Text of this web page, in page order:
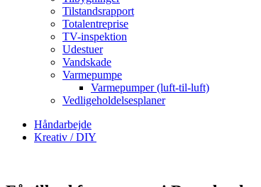
Tilstandsrapport
Totalentreprise
TV-inspektion
Udestuer
Vandskade
Varmepumpe
Varmepumper (luft-til-luft)
Vedligeholdelsesplaner
Håndarbejde
Kreativ / DIY